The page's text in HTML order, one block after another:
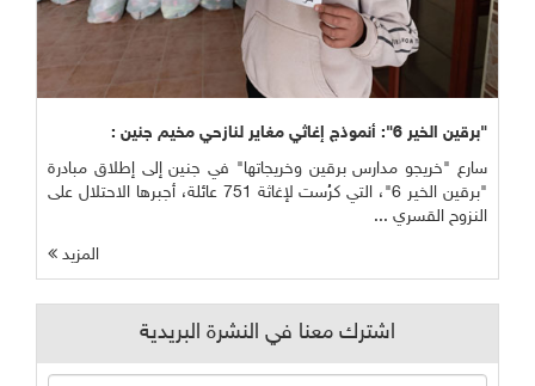
"برقين الخير 6": أنموذج إغاثي مغاير لنازحي مخيم جنين :
سارع "خريجو مدارس برقين وخريجاتها" في جنين إلى إطلاق مبادرة
"برقين الخير 6"، التي كرُست لإغاثة 751 عائلة، أجبرها الاحتلال على
النزوح القسري ...
المزيد
اشترك معنا في النشرة البريدية